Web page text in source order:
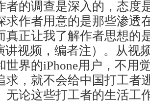
者的调查是深入的，态度
求作者用意的是那些渗透
真正让我了解作者思想的
讲视频，编者注）。从视
世界的iPhone用户，不用
求，就不会给中国打工者
无论这些打工者的生活工